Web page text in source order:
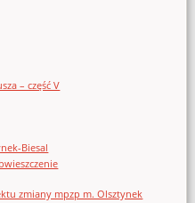
– część V
Biesal
zmiany mpzp m. Olsztynek